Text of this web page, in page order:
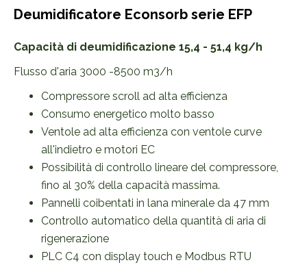
Deumidificatore Econsorb serie EFP
Capacità di deumidificazione 15,4 - 51,4 kg/h
Flusso d'aria 3000 -8500 m3/h
Compressore scroll ad alta efficienza
Consumo energetico molto basso
Ventole ad alta efficienza con ventole curve
all'indietro e motori EC
Possibilità di controllo lineare del compressore,
fino al 30% della capacità massima.
Pannelli coibentati in lana minerale da 47 mm
Controllo automatico della quantità di aria di
rigenerazione
PLC C4 con display touch e Modbus RTU